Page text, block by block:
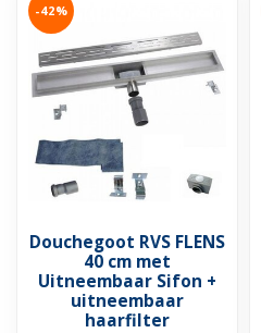
-42%
Douchegoot RVS FLENS
40 cm met
Uitneembaar Sifon +
uitneembaar
haarfilter